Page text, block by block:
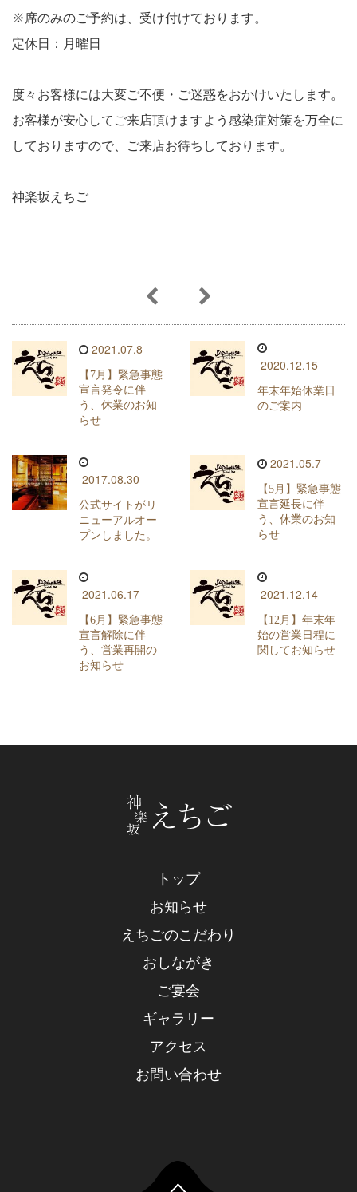
※席のみのご予約は、受け付けております。
定休日：月曜日
度々お客様には大変ご不便・ご迷惑をおかけいたします。
お客様が安心してご来店頂けますよう感染症対策を万全に
しておりますので、ご来店お待ちしております。
神楽坂えちご
2021.07.8
【7月】緊急事態
宣言発令に伴
う、休業のお知
らせ
2020.12.15
年末年始休業日
のご案内
2017.08.30
公式サイトがリ
ニューアルオー
プンしました。
2021.05.7
【5月】緊急事態
宣言延長に伴
う、休業のお知
らせ
2021.06.17
【6月】緊急事態
宣言解除に伴
う、営業再開の
お知らせ
2021.12.14
【12月】年末年
始の営業日程に
関してお知らせ
トップ
お知らせ
えちごのこだわり
おしながき
ご宴会
ギャラリー
アクセス
お問い合わせ